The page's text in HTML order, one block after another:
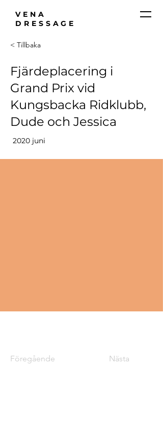
VENA
DRESSAGE
< Tillbaka
Fjärdeplacering i
Grand Prix vid
Kungsbacka Ridklubb,
Dude och Jessica
2020 juni
Föregående Nästa